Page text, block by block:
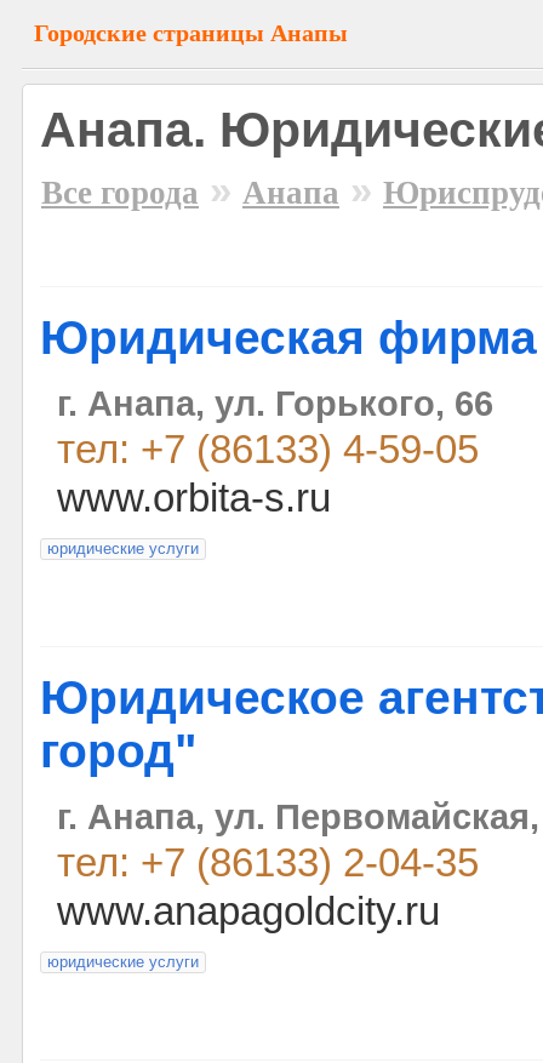
Городские страницы Анапы
Анапа.
Все города » Анапа »
Юридическая
г. Анапа, ул. Горького, 66
тел: +7 (86133) 4-59-05
www.orbita-s.ru
юридические услуги
Юридическое
город"
г. Анапа, ул.
тел: +7 (86133) 2-04-35
www.anapagoldcity.ru
юридические услуги